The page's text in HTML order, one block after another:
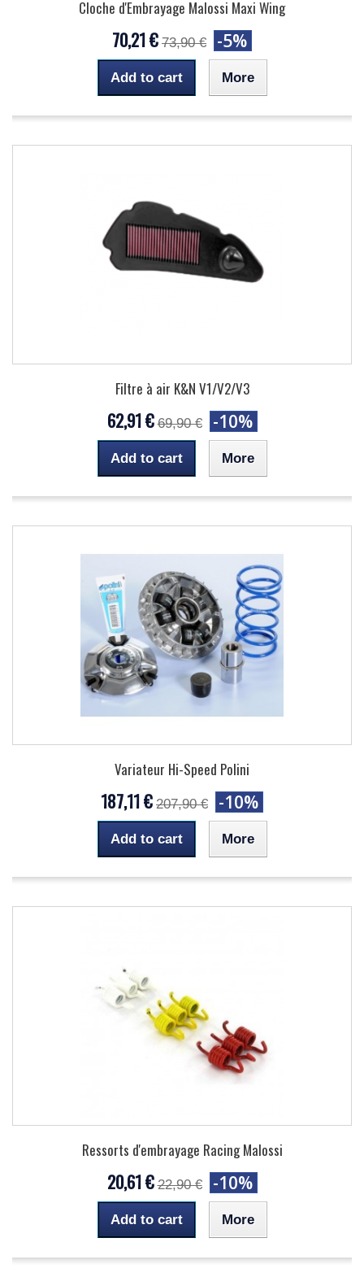
Cloche d'Embrayage Malossi Maxi Wing
70,21 € 73,90 € -5%
Add to cart More
Filtre à air K&N V1/V2/V3
62,91 € 69,90 € -10%
Add to cart More
Variateur Hi-Speed Polini
187,11 € 207,90 € -10%
Add to cart More
Ressorts d'embrayage Racing Malossi
20,61 € 22,90 € -10%
Add to cart More